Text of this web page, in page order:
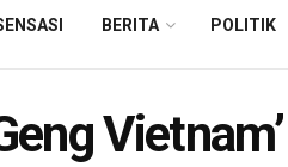
BERITA POLITIK